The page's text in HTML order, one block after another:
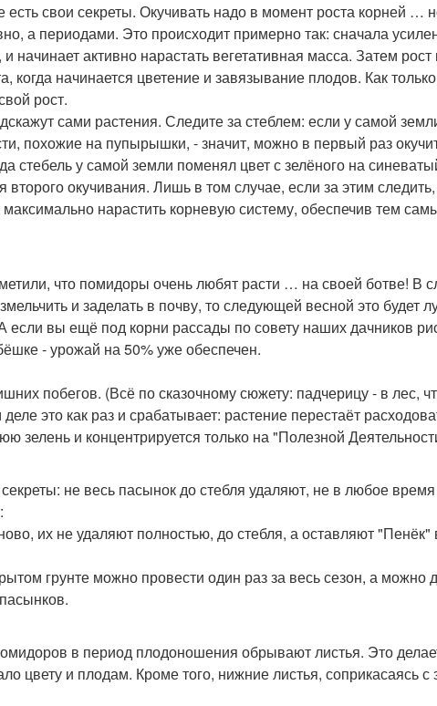
есть свои секреты. Окучивать надо в момент роста корней …
а периодами. Это происходит примерно так: сначала
начинает активно нарастать вегетативная масса. Затем
когда начинается цветение и завязывание плодов. Как
рост.
сами растения. Следите за стеблем: если у самой
похожие на пупырышки, - значит, можно в первый раз
стебель у самой земли поменял цвет с зелёного на
окучивания. Лишь в том случае, если за этим
нарастить корневую систему, обеспечив тем
что помидоры очень любят расти … на своей ботве! В
и заделать в почву, то следующей весной это будет
вы ещё под корни рассады по совету наших дачников
- урожай на 50% уже обеспечен.
побегов. (Всё по сказочному сюжету: падчерицу - в лес,
это как раз и срабатывает: растение перестаёт
зелень и концентрируется только на "Полезной
не весь пасынок до стебля удаляют, не в любое
их не удаляют полностью, до стебля, а оставляют "Пенёк"
грунте можно провести один раз за весь сезон, а можно
в период плодоношения обрывают листья. Это
цвету и плодам. Кроме того, нижние листья, соприкасаясь с